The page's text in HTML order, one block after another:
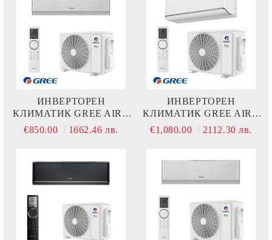
ИНВЕРТОРЕН
КЛИМАТИК GREE AIRY
GWH12AVCXD-K6DNA1A
€850.00 1662.46 лв.
ИНВЕРТОРЕН
КЛИМАТИК GREE AIRY
GWH18AVDXE-K6DNA1A
€1,080.00 2112.30 лв.